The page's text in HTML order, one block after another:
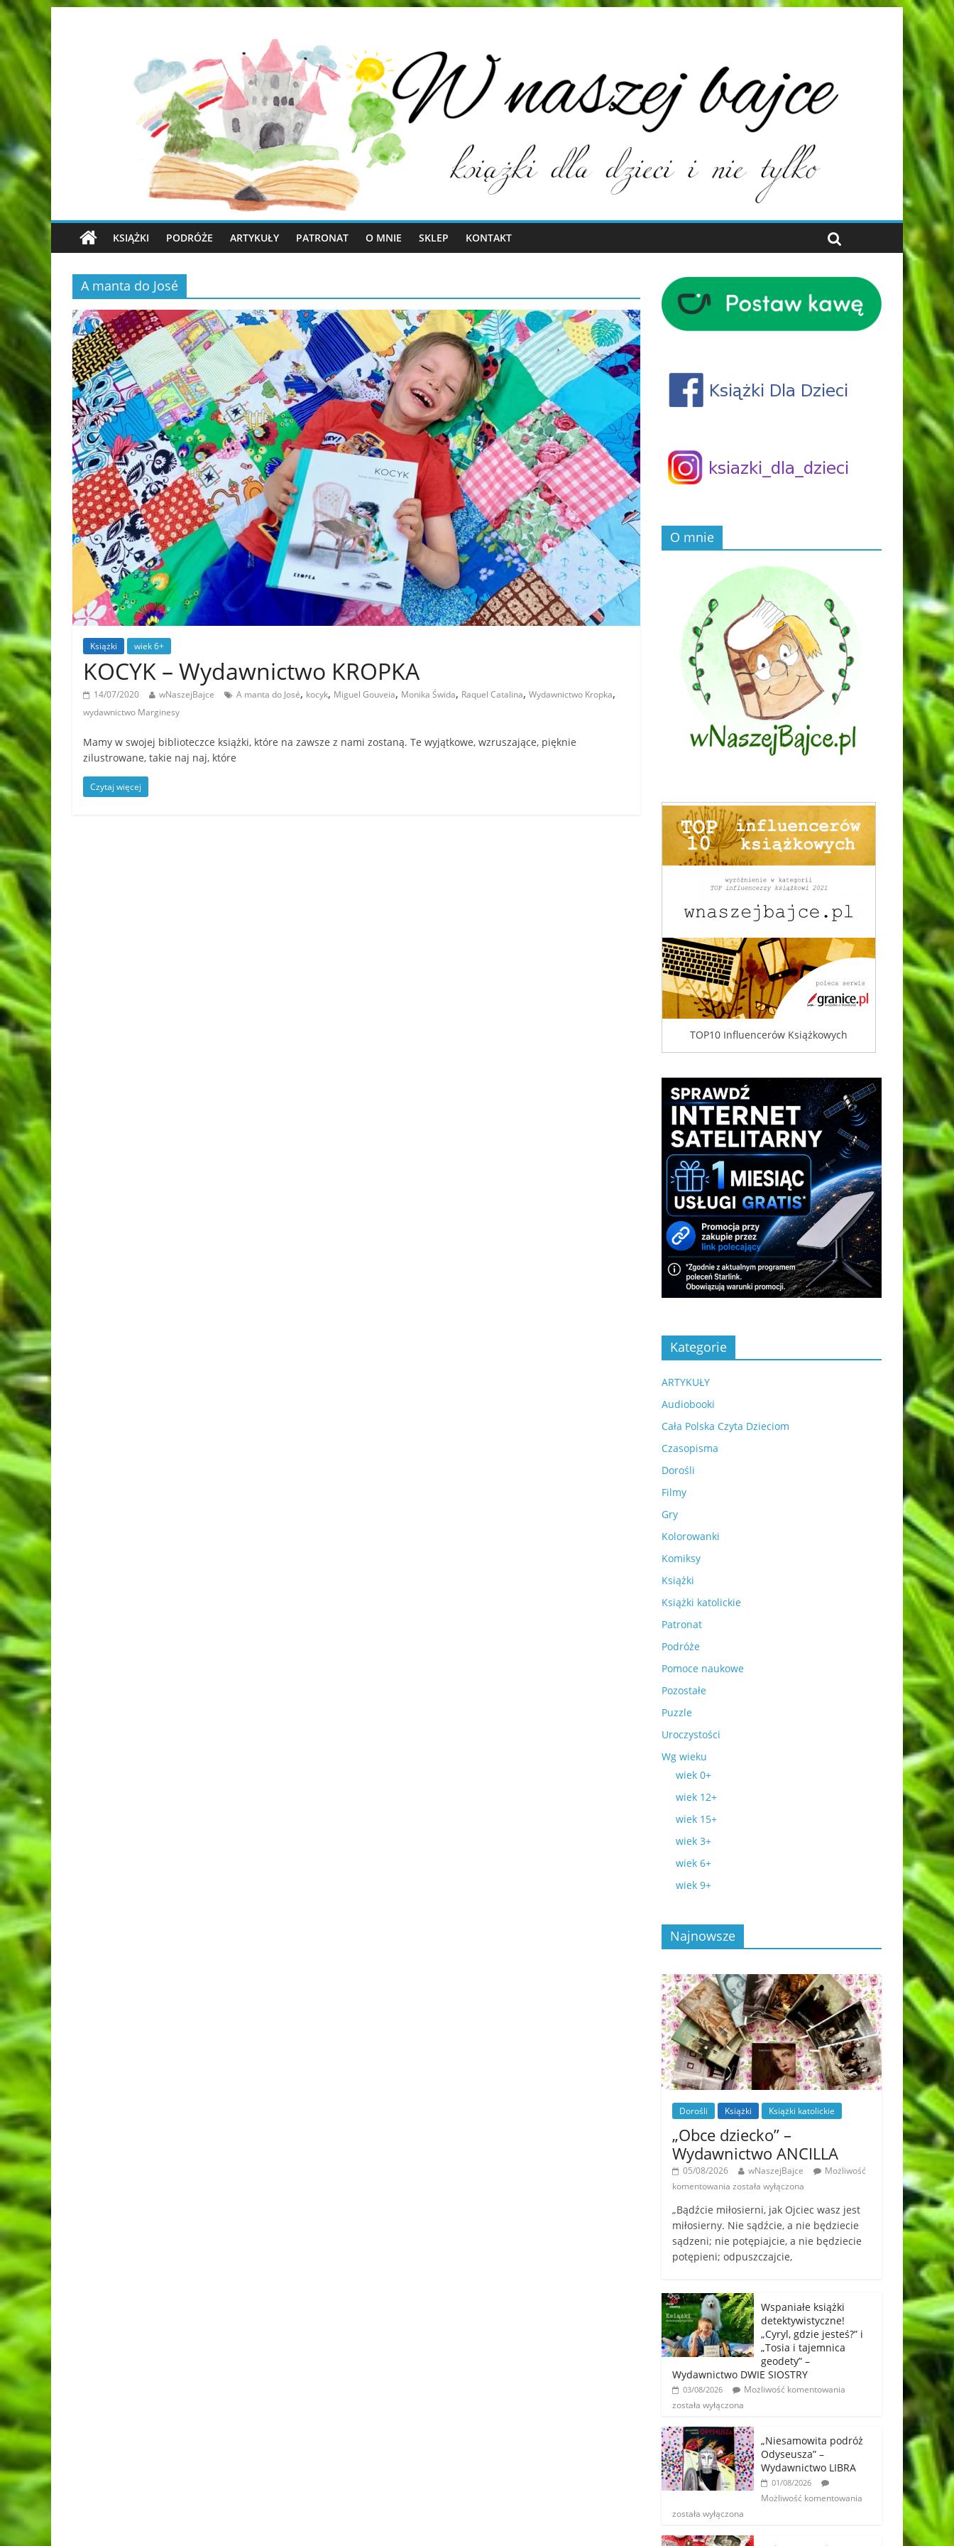
KSIĄŻKI PODRÓŻE ARTYKUŁY PATRONAT O MNIE SKLEP KONTAKT
A manta do José
Książki wiek 6+
KOCYK – Wydawnictwo KROPKA
14/07/2020 wNaszejBajce A manta do José, kocyk, Miguel Gouveia, Monika Świda, Raquel Catalina, Wydawnictwo Kropka,
wydawnictwo Marginesy
Mamy w swojej biblioteczce książki, które na zawsze z nami zostaną. Te wyjątkowe, wzruszające, pięknie
zilustrowane, takie naj naj, które
Czytaj więcej
O mnie
TOP10 Influencerów Książkowych
Kategorie
ARTYKUŁY
Audiobooki
Cała Polska Czyta Dzieciom
Czasopisma
Dorośli
Filmy
Gry
Kolorowanki
Komiksy
Książki
Książki katolickie
Patronat
Podróże
Pomoce naukowe
Pozostałe
Puzzle
Uroczystości
Wg wieku
wiek 0+
wiek 12+
wiek 15+
wiek 3+
wiek 6+
wiek 9+
Najnowsze
Dorośli Książki Książki katolickie
„Obce dziecko” –
Wydawnictwo ANCILLA
05/08/2026 wNaszejBajce
Możliwość
komentowania została wyłączona
„Bądźcie miłosierni, jak Ojciec wasz jest
miłosierny. Nie sądźcie, a nie będziecie
sądzeni; nie potępiajcie, a nie będziecie
potępieni; odpuszczajcie,
Wspaniałe książki
detektywistyczne!
„Cyryl, gdzie jesteś?” i
„Tosia i tajemnica
geodety” –
Wydawnictwo DWIE SIOSTRY
03/08/2026
Możliwość komentowania
została wyłączona
„Niesamowita podróż
Odyseusza” –
Wydawnictwo LIBRA
01/08/2026
Możliwość komentowania
została wyłączona